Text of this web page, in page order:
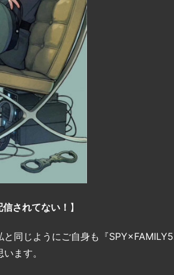
されてない！ 】
同じようにご自身も『SPY×FAMILY5
ます。